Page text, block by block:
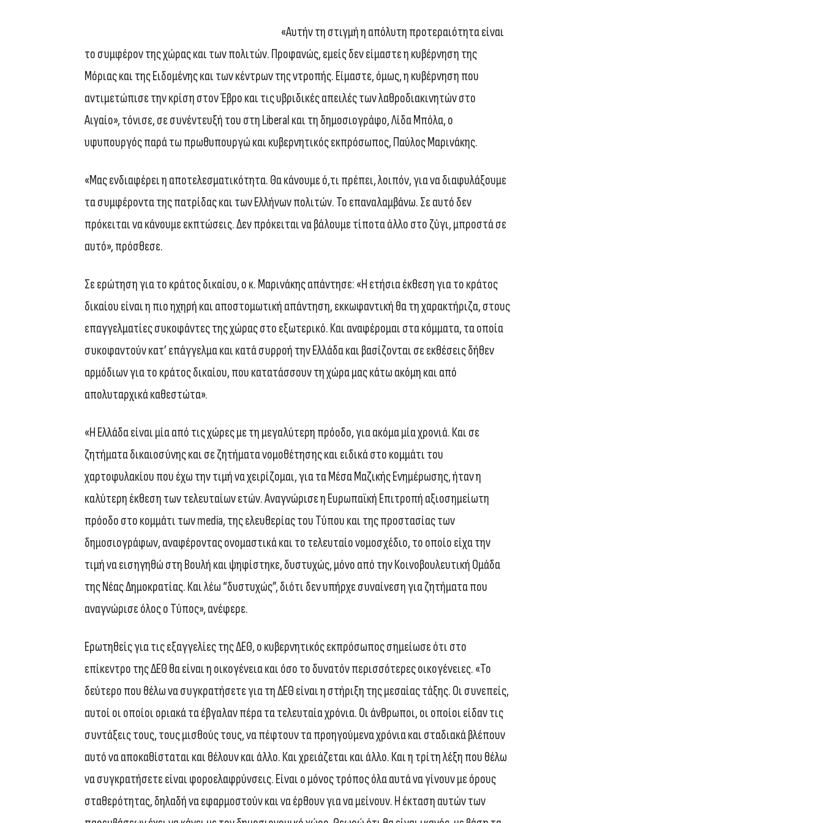
«Αυτήν τη στιγμή η απόλυτη προτεραιότητα είναι
το συμφέρον της χώρας και των πολιτών. Προφανώς, εμείς δεν είμαστε η κυβέρνηση της
Μόριας και της Ειδομένης και των κέντρων της ντροπής. Είμαστε, όμως, η κυβέρνηση που
αντιμετώπισε την κρίση στον Έβρο και τις υβριδικές απειλές των λαθροδιακινητών στο
Αιγαίο», τόνισε, σε συνέντευξή του στη Liberal και τη δημοσιογράφο, Λίδα Μπόλα, ο
υφυπουργός παρά τω πρωθυπουργώ και κυβερνητικός εκπρόσωπος, Παύλος Μαρινάκης.
«Μας ενδιαφέρει η αποτελεσματικότητα. Θα κάνουμε ό,τι πρέπει, λοιπόν, για να διαφυλάξουμε
τα συμφέροντα της πατρίδας και των Ελλήνων πολιτών. Το επαναλαμβάνω. Σε αυτό δεν
πρόκειται να κάνουμε εκπτώσεις. Δεν πρόκειται να βάλουμε τίποτα άλλο στο ζύγι, μπροστά σε
αυτό», πρόσθεσε.
Σε ερώτηση για το κράτος δικαίου, ο κ. Μαρινάκης απάντησε: «Η ετήσια έκθεση για το κράτος
δικαίου είναι η πιο ηχηρή και αποστομωτική απάντηση, εκκωφαντική θα τη χαρακτήριζα, στους
επαγγελματίες συκοφάντες της χώρας στο εξωτερικό. Και αναφέρομαι στα κόμματα, τα οποία
συκοφαντούν κατ’ επάγγελμα και κατά συρροή την Ελλάδα και βασίζονται σε εκθέσεις δήθεν
αρμόδιων για το κράτος δικαίου, που κατατάσσουν τη χώρα μας κάτω ακόμη και από
απολυταρχικά καθεστώτα».
«Η Ελλάδα είναι μία από τις χώρες με τη μεγαλύτερη πρόοδο, για ακόμα μία χρονιά. Και σε
ζητήματα δικαιοσύνης και σε ζητήματα νομοθέτησης και ειδικά στο κομμάτι του
χαρτοφυλακίου που έχω την τιμή να χειρίζομαι, για τα Μέσα Μαζικής Ενημέρωσης, ήταν η
καλύτερη έκθεση των τελευταίων ετών. Αναγνώρισε η Ευρωπαϊκή Επιτροπή αξιοσημείωτη
πρόοδο στο κομμάτι των media, της ελευθερίας του Τύπου και της προστασίας των
δημοσιογράφων, αναφέροντας ονομαστικά και το τελευταίο νομοσχέδιο, το οποίο είχα την
τιμή να εισηγηθώ στη Βουλή και ψηφίστηκε, δυστυχώς, μόνο από την Κοινοβουλευτική Ομάδα
της Νέας Δημοκρατίας. Και λέω “δυστυχώς”, διότι δεν υπήρχε συναίνεση για ζητήματα που
αναγνώρισε όλος ο Τύπος», ανέφερε.
Ερωτηθείς για τις εξαγγελίες της ΔΕΘ, ο κυβερνητικός εκπρόσωπος σημείωσε ότι στο
επίκεντρο της ΔΕΘ θα είναι η οικογένεια και όσο το δυνατόν περισσότερες οικογένειες. «Το
δεύτερο που θέλω να συγκρατήσετε για τη ΔΕΘ είναι η στήριξη της μεσαίας τάξης. Οι συνεπείς,
αυτοί οι οποίοι οριακά τα έβγαλαν πέρα τα τελευταία χρόνια. Οι άνθρωποι, οι οποίοι είδαν τις
συντάξεις τους, τους μισθούς τους, να πέφτουν τα προηγούμενα χρόνια και σταδιακά βλέπουν
αυτό να αποκαθίσταται και θέλουν και άλλο. Και χρειάζεται και άλλο. Και η τρίτη λέξη που θέλω
να συγκρατήσετε είναι φοροελαφρύνσεις. Είναι ο μόνος τρόπος όλα αυτά να γίνουν με όρους
σταθερότητας, δηλαδή να εφαρμοστούν και να έρθουν για να μείνουν. Η έκταση αυτών των